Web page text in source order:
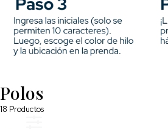
Polos
18 Productos